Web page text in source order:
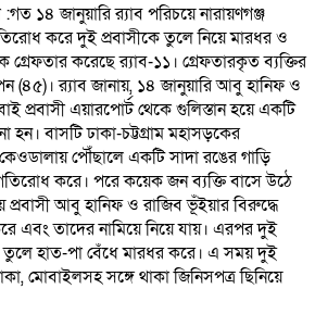
১৪ জানুয়ারি র‍্যাব পরিচয়ে নারায়ণগঞ্জ
করে দুই প্রবাসীকে তুলে নিয়ে মারধর ও
করেছে র‍্যাব-১১। গ্রেফতারকৃত ব্যক্তির
র‍্যাব জানায়, ১৪ জানুয়ারি আবু হানিফ ও
প্রবাসী এয়ারপোর্ট থেকে গুলিস্তান হয়ে একটি
হন। বাসটি ঢাকা-চট্টগ্রাম মহাসড়কের
কেওডালায় পৌঁছালে একটি সাদা রঙের গাড়ি
করে। পরে কয়েক জন ব্যক্তি বাসে উঠে
প্রবাসী আবু হানিফ ও রাজিব ভূঁইয়ার বিরুদ্ধে
এবং তাদের নামিয়ে নিয়ে যায়। এরপর দুই
তুলে হাত-পা বেঁধে মারধর করে। এ সময় দুই
মোবাইলসহ সঙ্গে থাকা জিনিসপত্র ছিনিয়ে